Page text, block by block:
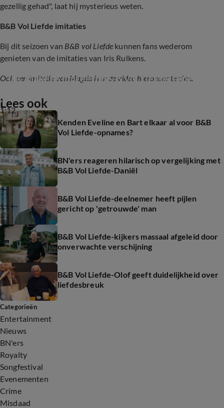
gezellig gehad", laat hij mysterieus weten.
B&B Vol Liefde imitaties
Bij dit seizoen van B&B vol Liefde kunnen fans wederom
genieten van de imitaties van Iris Rulkens.
Ook een imitatie van Magda is in de video hieronder te zien.
1:12
Iris Rulkens imiteert B&B Vol Liefde-types
Lees ook
Kenden Eveline en Bart elkaar al voor B&B
Vol Liefde-opnames?
BN'ers reageren hilarisch op vergelijking met
B&B Vol Liefde-Daniël
B&B Vol Liefde-deelnemer heeft pijlen
gericht op 'getrouwde' man
B&B Vol Liefde-kijkers massaal afgeleid door
onverwachte verschijning
B&B Vol Liefde-Olof geeft duidelijkheid over
liefdesbreuk
Categorieën
Entertainment
Nieuws
BN'ers
Royalty
Songfestival
Evenementen
Crime
Misdaad